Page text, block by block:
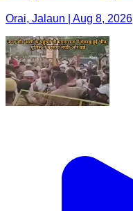
Orai, Jalaun | Aug 8, 2026